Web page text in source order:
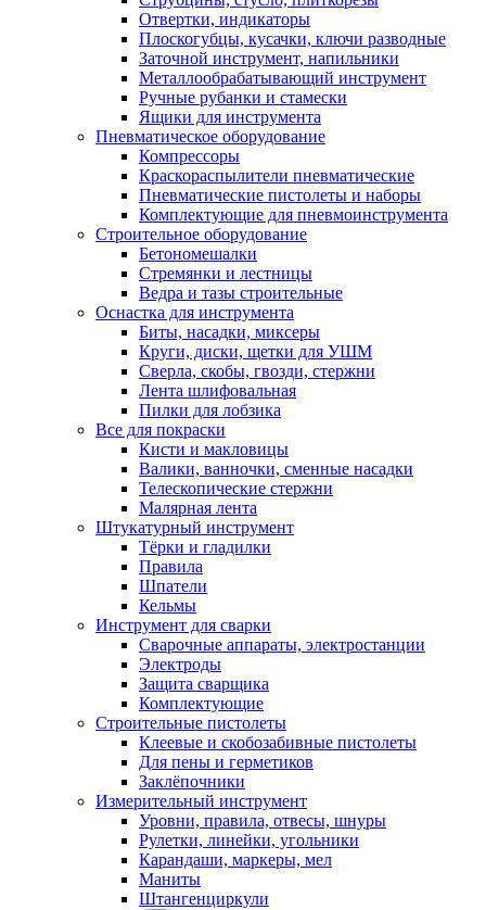
Отвертки, индикаторы
Плоскогубцы, кусачки, ключи разводные
Заточной инструмент, напильники
Металлообрабатывающий инструмент
Ручные рубанки и стамески
Ящики для инструмента
Пневматическое оборудование
Компрессоры
Краскораспылители пневматические
Пневматические пистолеты и наборы
Комплектующие для пневмоинструмента
Строительное оборудование
Бетономешалки
Стремянки и лестницы
Ведра и тазы строительные
Оснастка для инструмента
Биты, насадки, миксеры
Круги, диски, щетки для УШМ
Сверла, скобы, гвозди, стержни
Лента шлифовальная
Пилки для лобзика
Все для покраски
Кисти и макловицы
Валики, ванночки, сменные насадки
Телескопические стержни
Малярная лента
Штукатурный инструмент
Тёрки и гладилки
Правила
Шпатели
Кельмы
Инструмент для сварки
Сварочные аппараты, электростанции
Электроды
Защита сварщика
Комплектующие
Строительные пистолеты
Клеевые и скобозабивные пистолеты
Для пены и герметиков
Заклёпочники
Измерительный инструмент
Уровни, правила, отвесы, шнуры
Рулетки, линейки, угольники
Карандаши, маркеры, мел
Маниты
Штангенциркули